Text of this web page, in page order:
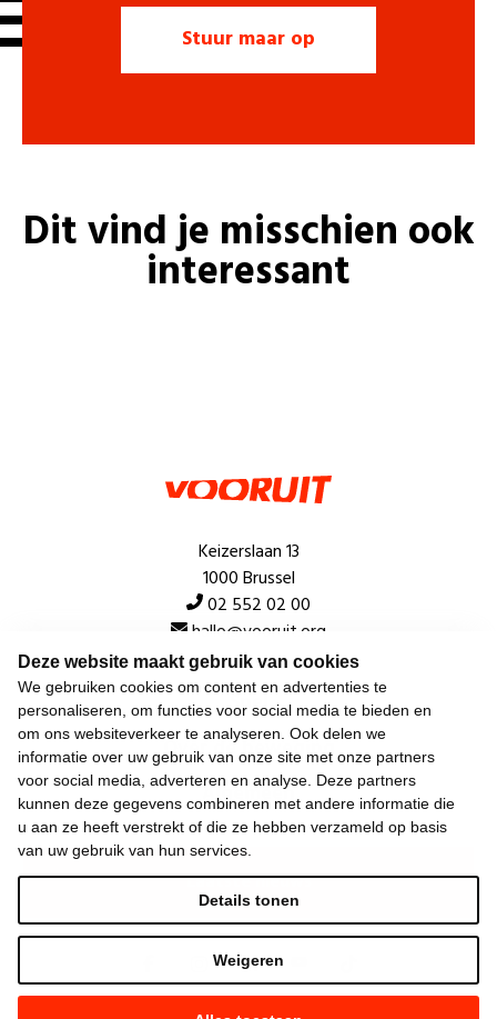
Deze website maakt gebruik van cookies
We gebruiken cookies om content en advertenties te
personaliseren, om functies voor social media te bieden en
om ons websiteverkeer te analyseren. Ook delen we
informatie over uw gebruik van onze site met onze partners
voor social media, adverteren en analyse. Deze partners
kunnen deze gegevens combineren met andere informatie die
u aan ze heeft verstrekt of die ze hebben verzameld op basis
van uw gebruik van hun services.
Weigeren
Details tonen
Dit vind je misschien ook
interessant
Keizerslaan 13
1000 Brussel
02 552 02 00
hallo@vooruit.org
Snel
Over de beweging
Algemeen
Laatste nieuws